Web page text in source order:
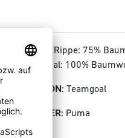
MATERIAL:
Rippe: 75%
Obermaterial: 100%
KOLLEKTION: Teamgoal
HERSTELLER: Puma
Puma SE